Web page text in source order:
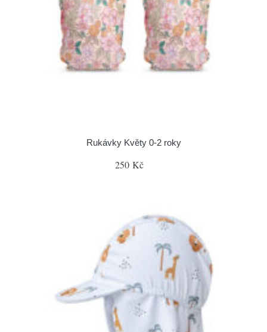
Rukávky Květy 0-2 roky
250 Kč